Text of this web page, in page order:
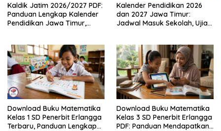
Kaldik Jatim 2026/2027 PDF:
Panduan Lengkap Kalender
Pendidikan Jawa Timur,
Kalender Pendidikan 2026
dan 2027 Jawa Timur:
Jadwal Masuk Sekolah, Ujian,
Download Buku Matematika
Kelas 1 SD Penerbit Erlangga
Terbaru, Panduan Lengkap
Download Buku Matematika
Kelas 3 SD Penerbit Erlangga
PDF: Panduan Mendapatkan